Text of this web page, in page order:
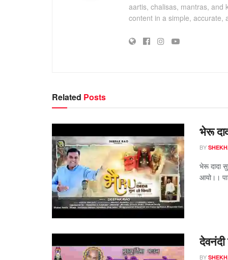
aartis, chalisas, mantras, and
content in a simple, accurate,
Related Posts
भेरू
BY
भेरू दादा
आयो।।
BY